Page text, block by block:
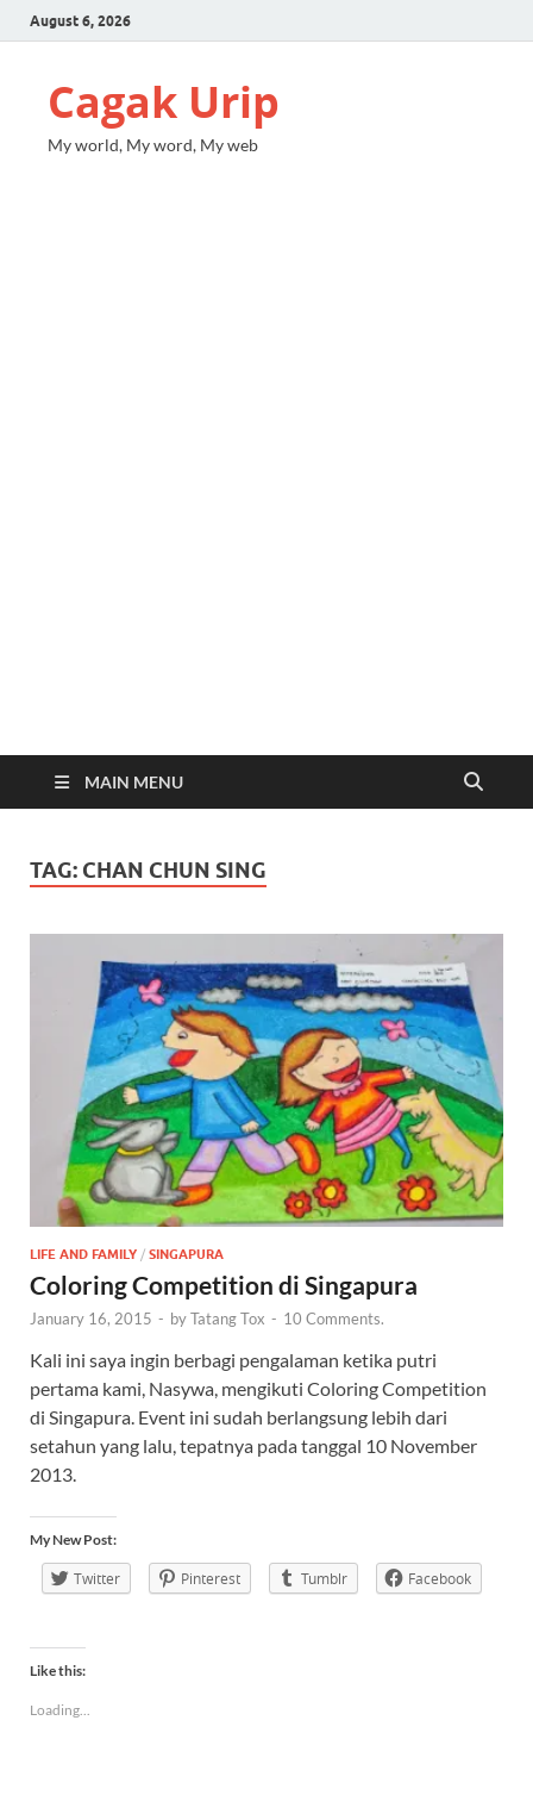
August 6, 2026
Cagak Urip
My world, My word, My web
MAIN MENU
TAG: CHAN CHUN SING
LIFE AND FAMILY / SINGAPURA
Coloring Competition di Singapura
January 16, 2015 - byTatang Tox - 10 Comments.
Kali ini saya ingin berbagi pengalaman ketika putri
pertama kami, Nasywa, mengikuti Coloring Competition
di Singapura. Event ini sudah berlangsung lebih dari
setahun yang lalu, tepatnya pada tanggal 10 November
2013.
My New Post:
Twitter Pinterest Tumblr Facebook
Like this:
Loading...